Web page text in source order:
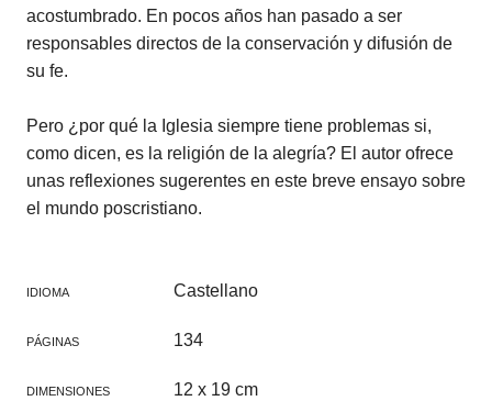
acostumbrado. En pocos años han pasado a ser
responsables directos de la conservación y difusión de
su fe.
Pero ¿por qué la Iglesia siempre tiene problemas si,
como dicen, es la religión de la alegría? El autor ofrece
unas reflexiones sugerentes en este breve ensayo sobre
el mundo poscristiano.
IDIOMA Castellano
PÁGINAS 134
DIMENSIONES 12 x 19 cm